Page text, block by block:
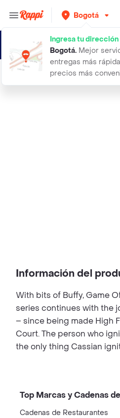
Bogotá
Ingresa tu dirección
Bogotá. Mejor
entregas más
precios más
a court of silver flames
Información del
With bits of Buffy, Game
series continues with the
– since being made High
Court. The person who
the only thing Cassian
Top Marcas y Cadenas
Cadenas de Restaurantes